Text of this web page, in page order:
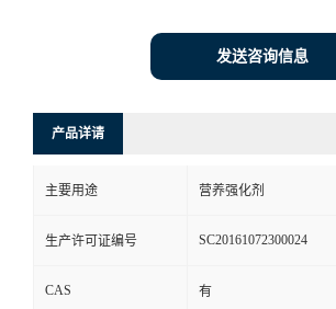
发送咨询信息
产品详请
主要用途 营养强化剂
生产许可证编号 SC20161072300024
CAS 有